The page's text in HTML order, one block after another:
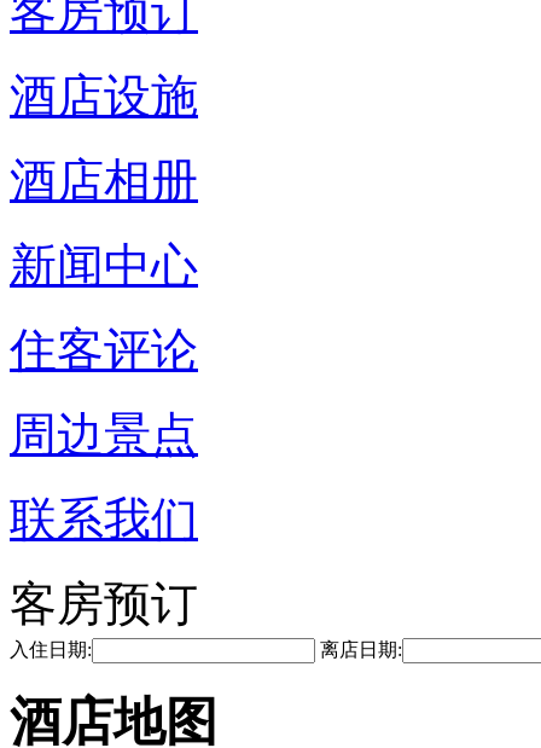
客房预订
酒店设施
酒店相册
新闻中心
住客评论
周边景点
联系我们
客房预订
入住日期: 离店日期:
酒店地图